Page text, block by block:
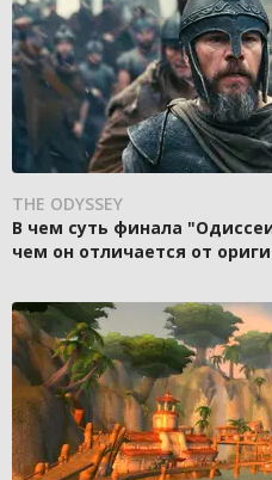
THE ODYSSEY
В чем суть финала
чем он отличается от